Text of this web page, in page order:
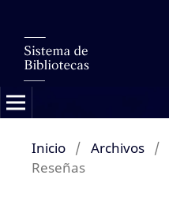
Inicio / Archivos /
Reseñas